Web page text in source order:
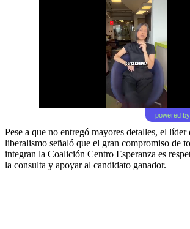
powered by
Pese a que no entregó mayores detalles, el líder
liberalismo señaló que el gran compromiso de
integran la Coalición Centro Esperanza es
la consulta y apoyar al candidato ganador.